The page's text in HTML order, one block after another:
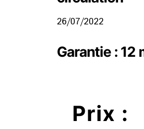
26/07/2022
Garantie : 12
Prix :